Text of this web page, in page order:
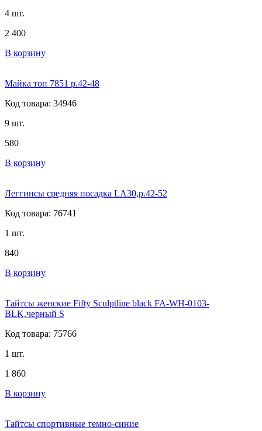
4 шт.
2 400
В корзину
Майка топ 7851 р.42-48
Код товара: 34946
9 шт.
580
В корзину
Леггинсы средняя посадка LA30,р.42-52
Код товара: 76741
1 шт.
840
В корзину
Тайтсы женские Fifty Sculptline black FA-WH-0103-
BLK,черный S
Код товара: 75766
1 шт.
1 860
В корзину
Тайтсы спортивные темно-синие